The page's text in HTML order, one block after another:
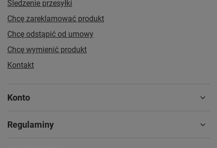
Śledzenie przesyłki
Chcę zareklamować produkt
Chcę odstąpić od umowy
Chcę wymienić produkt
Kontakt
Konto
Regulaminy